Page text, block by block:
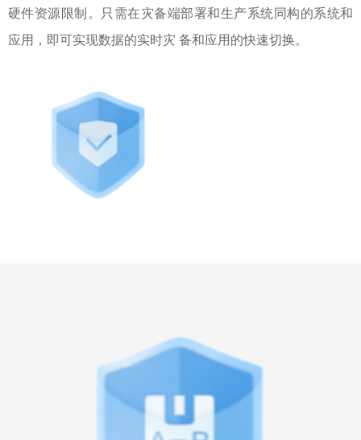
硬件资源限制。只需在灾备端部署和生产系统同构的系统和
应用，即可实现数据的实时灾 备和应用的快速切换。